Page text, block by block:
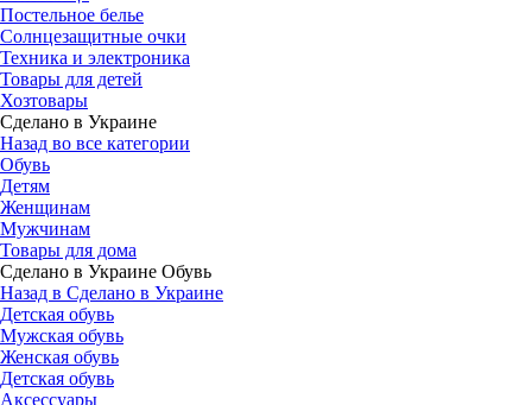
Постельное белье
Солнцезащитные очки
Техника и электроника
Товары для детей
Хозтовары
Сделано в Украине
Назад во все категории
Обувь
Детям
Женщинам
Мужчинам
Товары для дома
Сделано в Украине Обувь
Назад в Сделано в Украине
Детская обувь
Мужская обувь
Женская обувь
Детская обувь
Аксессуары